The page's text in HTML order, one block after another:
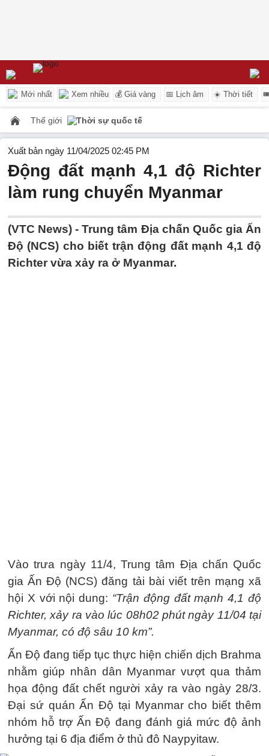
Mới nhất Xem nhiều 💰 Giá vàng 📅 Lịch âm ☀️ Thời tiết
Thế giới Thời sự quốc tế
Xuất bản ngày 11/04/2025 02:45 PM
Động đất mạnh 4,1 độ Richter
làm rung chuyển Myanmar
(VTC News) -Trung tâm Địa chấn Quốc gia Ấn
Độ (NCS) cho biết trận động đất mạnh 4,1 độ
Richter vừa xảy ra ở Myanmar.
Vào trưa ngày 11/4, Trung tâm Địa chấn Quốc
gia Ấn Độ (NCS) đăng tải bài viết trên mạng xã
hội X với nội dung: “Trận động đất mạnh 4,1 độ
Richter, xảy ra vào lúc 08h02 phút ngày 11/04 tại
Myanmar, có độ sâu 10 km”.
Ấn Độ đang tiếp tục thực hiện chiến dịch Brahma
nhằm giúp nhân dân Myanmar vượt qua thảm
họa động đất chết người xảy ra vào ngày 28/3.
Đại sứ quán Ấn Độ tại Myanmar cho biết thêm
nhóm hỗ trợ Ấn Độ đang đánh giá mức độ ảnh
hưởng tại 6 địa điểm ở thủ đô Naypyitaw.